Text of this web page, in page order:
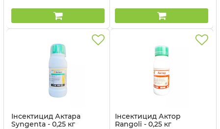
Інсектицид Актара
Syngenta - 0,25 кг
Інсектицид Актор
Rangoli - 0,25 кг